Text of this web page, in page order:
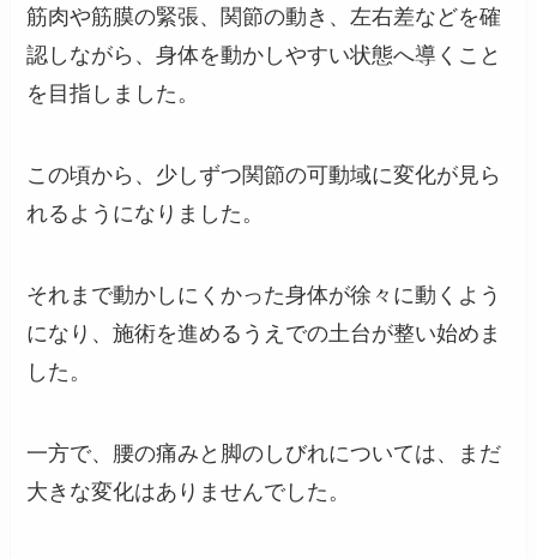
筋肉や筋膜の緊張、関節の動き、左右差などを確
認しながら、身体を動かしやすい状態へ導くこと
を目指しました。
この頃から、少しずつ関節の可動域に変化が見ら
れるようになりました。
それまで動かしにくかった身体が徐々に動くよう
になり、施術を進めるうえでの土台が整い始めま
した。
一方で、腰の痛みと脚のしびれについては、まだ
大きな変化はありませんでした。